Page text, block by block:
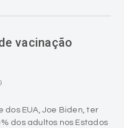
vacinação
dos EUA, Joe Biden, ter
dos adultos nos Estados